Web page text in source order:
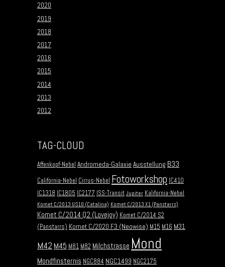
2020
2019
2018
2017
2016
2015
2014
2013
2012
TAG-CLOUD
Affenkopf-Nebel Andromeda-Galaxie Ausstellung B33
California-Nebel Cirrus-Nebel Fotoworkshop IC410
IC1318 IC1805 IC2177 ISS-Transit Jupiter Kalifornia-Nebel
Komet C/2013 US10 (Catalina) Komet C/2013 X1 (Panstarrs)
Komet C/2014 Q2 (Lovejoy) Komet C/2014 S2
(Panstarrs) Komet C/2020 F3 (Neowise) M15 M16 M31
M42 M45 M81 M82 Milchstrasse Mond
Mondfinsternis NGC884 NGC1499 NGC2175